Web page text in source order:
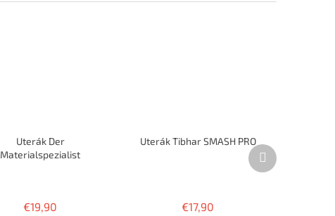
Uterák Der
Materialspezialist
€19,90
Uterák Tibhar SMASH PRO
produktu
€17,90
Ďalší
produkt